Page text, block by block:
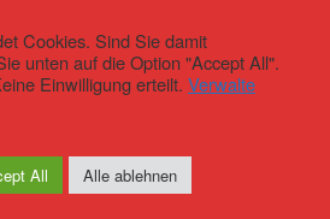
Cookies. Sind Sie damit
unten auf die Option "Accept All".
Einwilligung erteilt. Verwalte
All Alle ablehnen